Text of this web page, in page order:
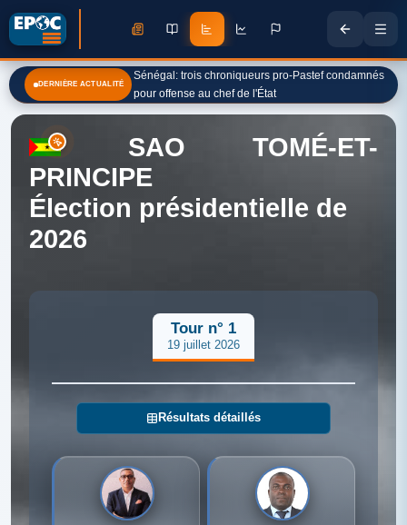
DERNIÈRE ACTUALITÉ
Sénégal: trois chroniqueurs pro-Pastef condamnés
pour offense au chef de l'État
SAO TOMÉ-ET-
PRINCIPE
Élection présidentielle de
2026
Tour n° 1
19 juillet 2026
Résultats détaillés